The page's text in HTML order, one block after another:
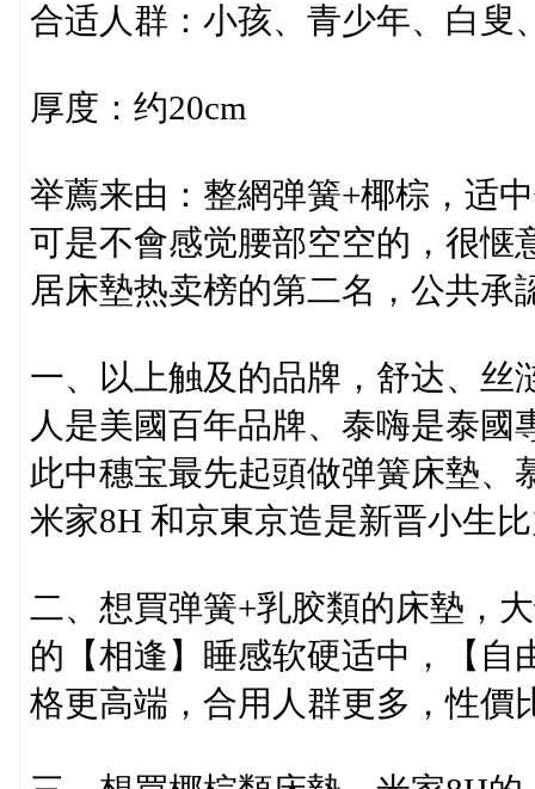
合适人群：小孩、青少年、白叟
厚度：约20cm
举薦来由：整網弹簧+椰棕，适
可是不會感觉腰部空空的，很惬
居床墊热卖榜的第二名，公共承
一、以上触及的品牌，舒达、丝
人是美國百年品牌、泰嗨是泰
此中穗宝最先起頭做弹簧床墊、
米家8H 和京東京造是新晋小生
二、想買弹簧+乳胶類的床墊，
的【相逢】睡感软硬适中，【自
格更高端，合用人群更多，性價